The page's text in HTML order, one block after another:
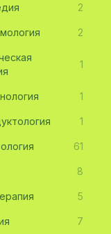
2
2
1
1
1
61
8
5
7